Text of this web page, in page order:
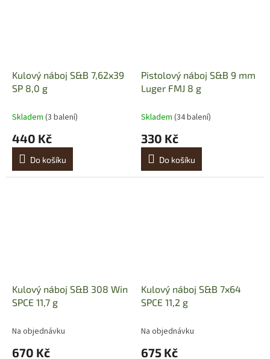
Kulový náboj S&B 7,62x39
SP 8,0 g
Skladem (3 balení)
440 Kč
Do košíku
Pistolový náboj S&B 9 mm
Luger FMJ 8 g
Skladem (34 balení)
330 Kč
Do košíku
Kulový náboj S&B 308 Win
SPCE 11,7 g
Na objednávku
670 Kč
Kulový náboj S&B 7x64
SPCE 11,2 g
Na objednávku
675 Kč